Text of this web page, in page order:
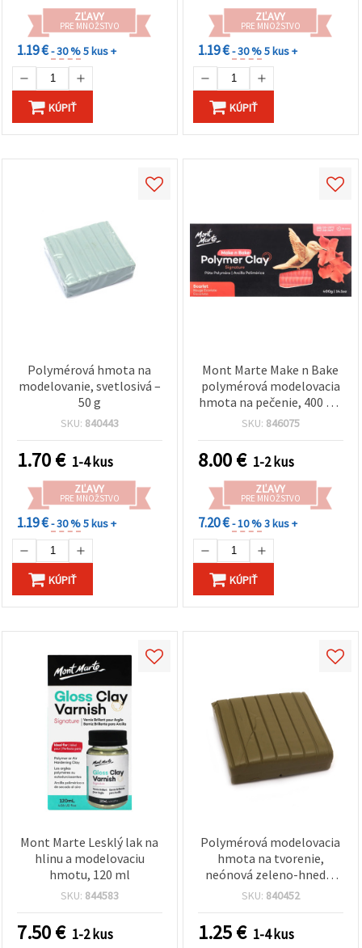
ZĽAVY
PRE MNOŽSTVO
1.19 €- 30 %5 kus +
KÚPIŤ
ZĽAVY
PRE MNOŽSTVO
1.19 €- 30 %5 kus +
KÚPIŤ
Polymérová hmota na
modelovanie, svetlosivá –
50 g
SKU: 840443
1.70€ 1-4 kus
ZĽAVY
PRE MNOŽSTVO
1.19 €- 30 %5 kus +
KÚPIŤ
Mont Marte Make n Bake
polymérová modelovacia
hmota na pečenie, 400 g –
šarlátová
SKU: 846075
8.00€ 1-2 kus
ZĽAVY
PRE MNOŽSTVO
7.20 €- 10 %3 kus +
KÚPIŤ
Mont Marte Lesklý lak na
hlinu a modelovaciu
hmotu, 120 ml
SKU: 844583
7.50€ 1-2 kus
Polymérová modelovacia
hmota na tvorenie,
neónová zeleno-hnedá,
50 g
SKU: 840452
1.25€ 1-4 kus